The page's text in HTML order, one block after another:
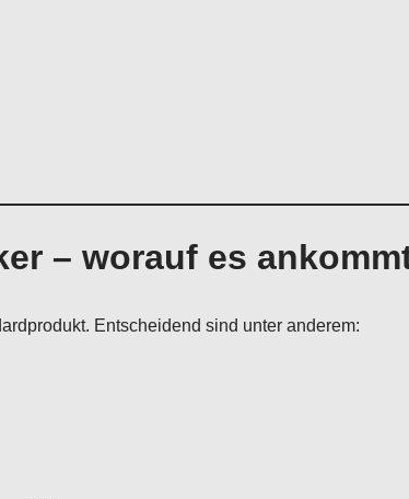
– worauf es
Entscheidend sind unter anderem: